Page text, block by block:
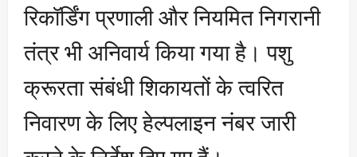
रिकॉर्डिंग प्रणाली और नियमित निगरानी
तंत्र भी अनिवार्य किया गया है। पशु
क्रूरता संबंधी शिकायतों के त्वरित
निवारण के लिए हेल्पलाइन नंबर जारी